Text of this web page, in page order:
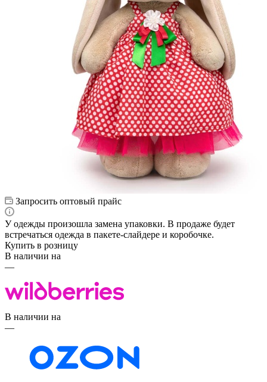
Запросить оптовый прайс
У одежды произошла замена упаковки. В продаже будет
встречаться одежда в пакете-слайдере и коробочке.
Купить в розницу
В наличии на
—
В наличии на
—